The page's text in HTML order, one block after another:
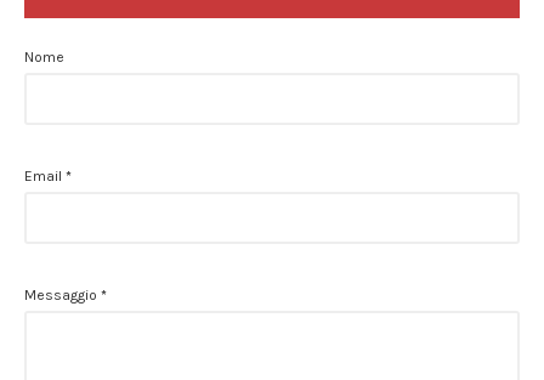
Nome
Email *
Messaggio *